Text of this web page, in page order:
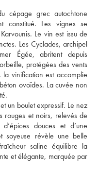
cépage grec autochtone
constitué. Les vignes se
Le vin est issu de
Les Cyclades, archipel
Égée, abritent depuis
protégées des vents
vinification est accomplie
ovoïdes. La cuvée non
un boulet expressif. Le nez
rouges et noirs, relevés de
douces et d’une
soyeuse révèle une belle
saline équilibre la
et élégante, marquée par